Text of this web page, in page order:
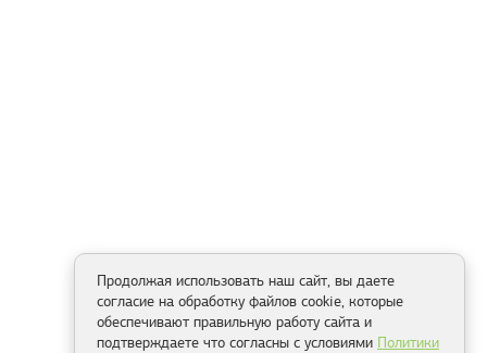
Продолжая использовать наш сайт, вы даете
согласие на обработку файлов cookie, которые
обеспечивают правильную работу сайта и
подтверждаете что согласны с условиями Политики